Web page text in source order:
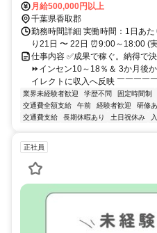
月給500,000円以上
千葉県香取郡
勤務時間詳細 実働時間：1日あ
り21日 〜 22日 ⏰9:00～18:00 (
仕事内容 ✅成果で稼ぐ。納得で
⏩インセン10～18％＆ 3か月後
イレクトに収入へ反映 ￣￣￣￣
業界未経験者歓迎 学歴不問 固定時間制
交通費全額支給
午前 経験者歓迎 研修
交通費支給
長期休暇あり 土日祝休み
正社員